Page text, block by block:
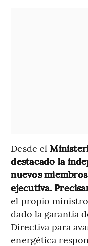
Desde el
destacado la
nuevos
ejecutiva.
el propio
dado la garantía
Directiva para
energética